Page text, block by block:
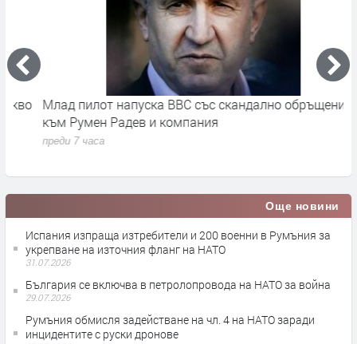
Млад пилот напуска ВВС със скандално обръщение
към Румен Радев и компания
преди 7 часа
Още новини
Испания изпраща изтребители и 200 военни в Румъния за
укрепване на източния фланг на НАТО
31.07.2026
България се включва в петролопровода на НАТО за война
29.07.2026
Румъния обмисля задействане на чл. 4 на НАТО заради
инцидентите с руски дронове